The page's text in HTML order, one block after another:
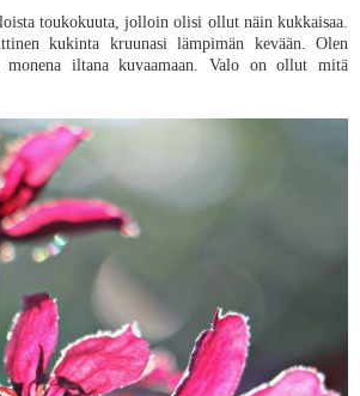
toukokuuta, jolloin olisi ollut näin kukkaisaa.
kukinta kruunasi lämpimän kevään. Olen
iltana kuvaamaan. Valo on ollut mitä